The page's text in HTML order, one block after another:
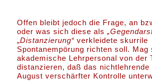
Offen bleibt jedoch die Frage, an
oder was sich diese als
„Distanzierung“ verkleidete skurrile
Spontanempörung richten soll. Mag
akademische Lehrpersonal von der
distanzieren, daß das
August verschärfter Kontrolle